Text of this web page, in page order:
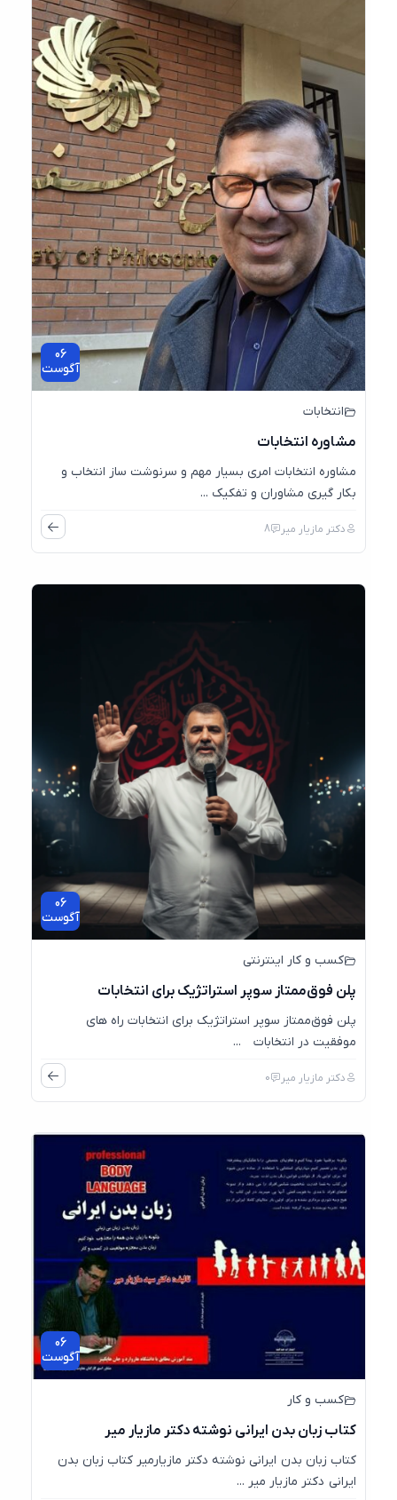
06
آگوست
انتخابات
مشاوره انتخابات
مشاوره انتخابات امری بسیار مهم و سرنوشت ساز انتخاب و
بکار گیری مشاوران و تفکیک ...
دکتر مازیار میر 8
06
آگوست
کسب و کار اینترنتی
پلن فوق‌ممتاز سوپر استراتژیک برای انتخابات
پلن فوق‌ممتاز سوپر استراتژیک برای انتخابات راه های
موفقیت در انتخابات ...
دکتر مازیار میر 0
06
آگوست
کسب و کار
کتاب زبان بدن ایرانی نوشته دکتر مازیار میر
کتاب زبان بدن ایرانی نوشته دکتر مازیارمیر کتاب زبان بدن
ایرانی دکتر مازیار میر ...